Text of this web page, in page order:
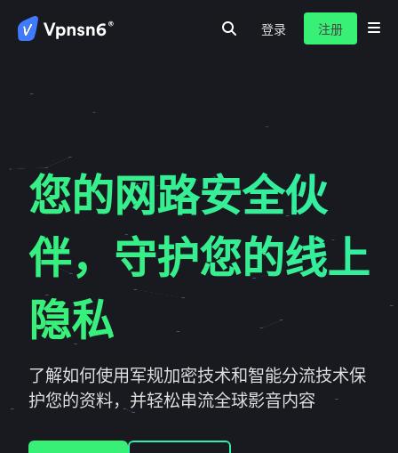
登录 注册
您的网路安全伙
伴，守护您的线上
隐私
了解如何使用军规加密技术和智能分流技术保
护您的资料，并轻松串流全球影音内容